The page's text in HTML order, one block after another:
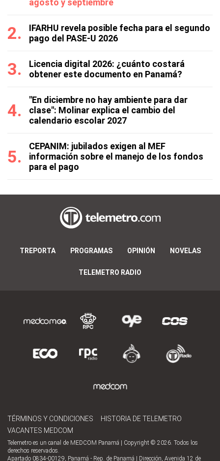
agosto y septiembre
IFARHU revela posible fecha para el segundo
pago del PASE-U 2026
Licencia digital 2026: ¿cuánto costará
obtener este documento en Panamá?
"En diciembre no hay ambiente para dar
clase": Molinar explica el cambio del
calendario escolar 2027
CEPANIM: jubilados exigen al MEF
información sobre el manejo de los fondos
para el pago
TREPORTA PROGRAMAS OPINIÓN NOVELAS
TELEMETRO RADIO
TÉRMINOS Y CONDICIONES
HISTORIA DE TELEMETRO
VACANTES MEDCOM
Telemetro es un canal de MEDCOM Panamá | Copyright © 2026. Todos los
derechos reservados.
Apartado 0834-00129, Panamá - Rep. de Panamá | Dirección, Avenida 12 de